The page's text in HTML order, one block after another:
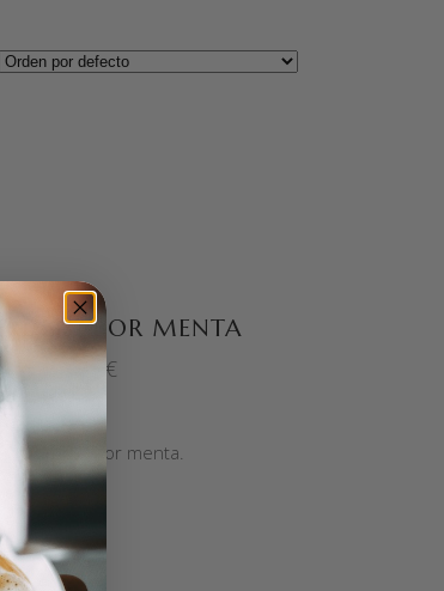
AÑADIR AL CARRITO
SABOR MENTA
8,00€
Té verde sabor menta.
OPCIONES